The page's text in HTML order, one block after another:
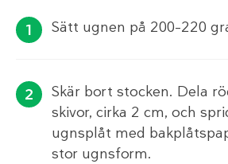
Sätt ugnen på 200–220
Skär bort stocken. Dela
skivor, cirka 2 cm, och
ugnsplåt med
stor ugnsform.